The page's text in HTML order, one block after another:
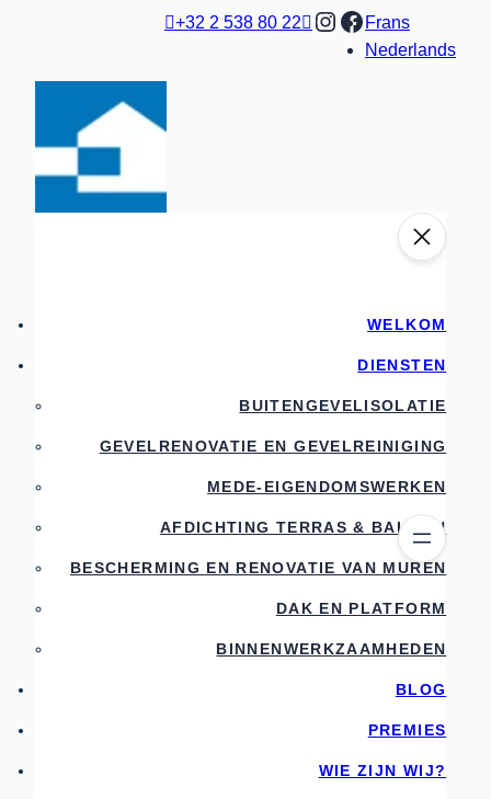
+32 2 538 80 22 Instagram
Facebook
Frans
Nederlands
WELKOM
DIENSTEN
BUITENGEVELISOLATIE
GEVELRENOVATIE EN GEVELREINIGING
MEDE-EIGENDOMSWERKEN
AFDICHTING TERRAS & BALKON
BESCHERMING EN RENOVATIE VAN MUREN
DAK EN PLATFORM
BINNENWERKZAAMHEDEN
BLOG
PREMIES
WIE ZIJN WIJ?